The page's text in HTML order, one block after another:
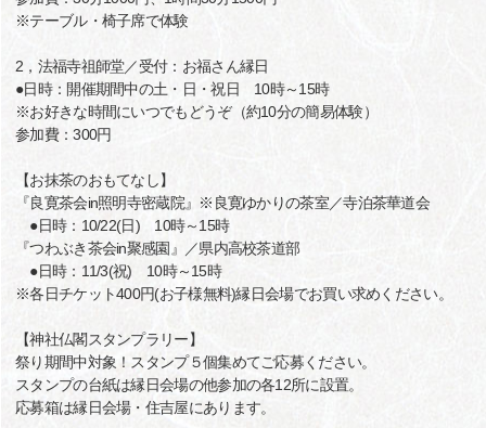
※テーブル・椅子席で体験
2，法福寺祖師堂／受付：お福さん縁日
●日時：開催期間中の土・日・祝日 10時～15時
※お好きな時間にいつでもどうぞ（約10分の簡易体験）
参加費：300円
【お抹茶のおもてなし】
『良寛茶会in照明寺密蔵院』※良寛ゆかりの茶室／寺泊茶華道会
●日時：10/22(日) 10時～15時
『つわぶき茶会in聚感園』／県内高校茶道部
●日時：11/3(祝) 10時～15時
※各日チケット400円(お子様無料)縁日会場でお買い求めください。
【神社仏閣スタンプラリー】
祭り期間中対象！スタンプ５個集めてご応募ください。
スタンプの台紙は縁日会場の他参加の各12所に設置。
応募箱は縁日会場・住吉屋にあります。